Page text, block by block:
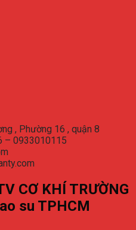
, Phường 16 , quận 8
– 0933010115
CƠ KHÍ TRƯỜNG
su TPHCM